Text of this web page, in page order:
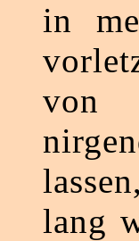
in
von
lang